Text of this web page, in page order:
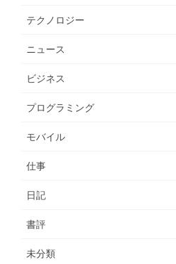
テクノロジー
ニュース
ビジネス
プログラミング
モバイル
仕事
日記
書評
未分類